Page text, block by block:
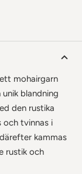
mohairgarn
blandning
den rustika
och tvinnas i
kammas
rustik och